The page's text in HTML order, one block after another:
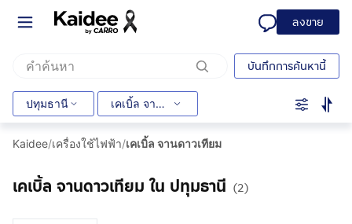
ลงขาย
บันทึกการค้นหานี้
ปทุมธานี เคเบิ้ล จานดาวเทียม
Kaidee/เครื่องใช้ไฟฟ้า/เคเบิ้ล จานดาวเทียม
เคเบิ้ล จานดาวเทียม ใน ปทุมธานี (2)